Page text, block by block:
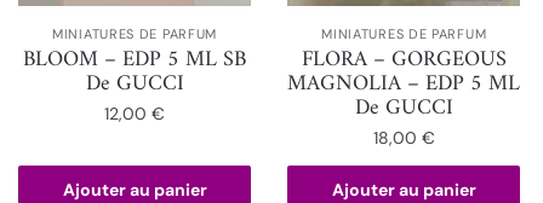
MINIATURES DE PARFUM
BLOOM – EDP 5 ML SB
De GUCCI
12,00€
Ajouter au panier
MINIATURES DE PARFUM
FLORA – GORGEOUS
MAGNOLIA – EDP 5 ML
De GUCCI
18,00 €
Ajouter au panier